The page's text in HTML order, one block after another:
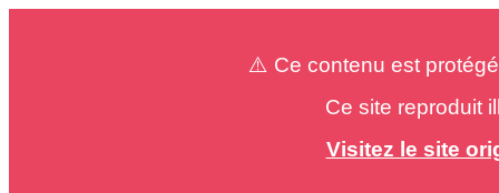
⚠️ Ce contenu est
Ce site reproduit
Visitez le site